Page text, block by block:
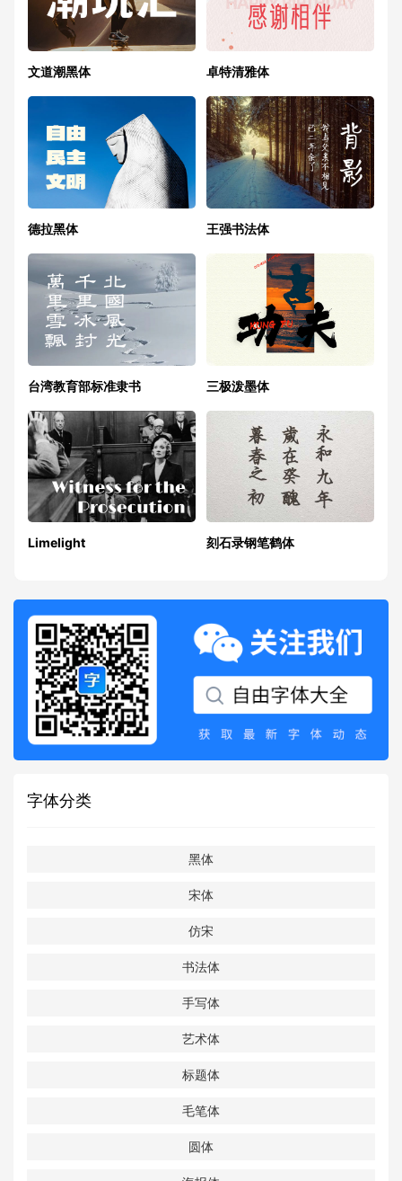
文道潮黑体 卓特清雅体
德拉黑体 王强书法体
台湾教育部标准隶书 三极泼墨体
Limelight 刻石录钢笔鹤体
字体分类
黑体
宋体
仿宋
书法体
手写体
艺术体
标题体
毛笔体
圆体